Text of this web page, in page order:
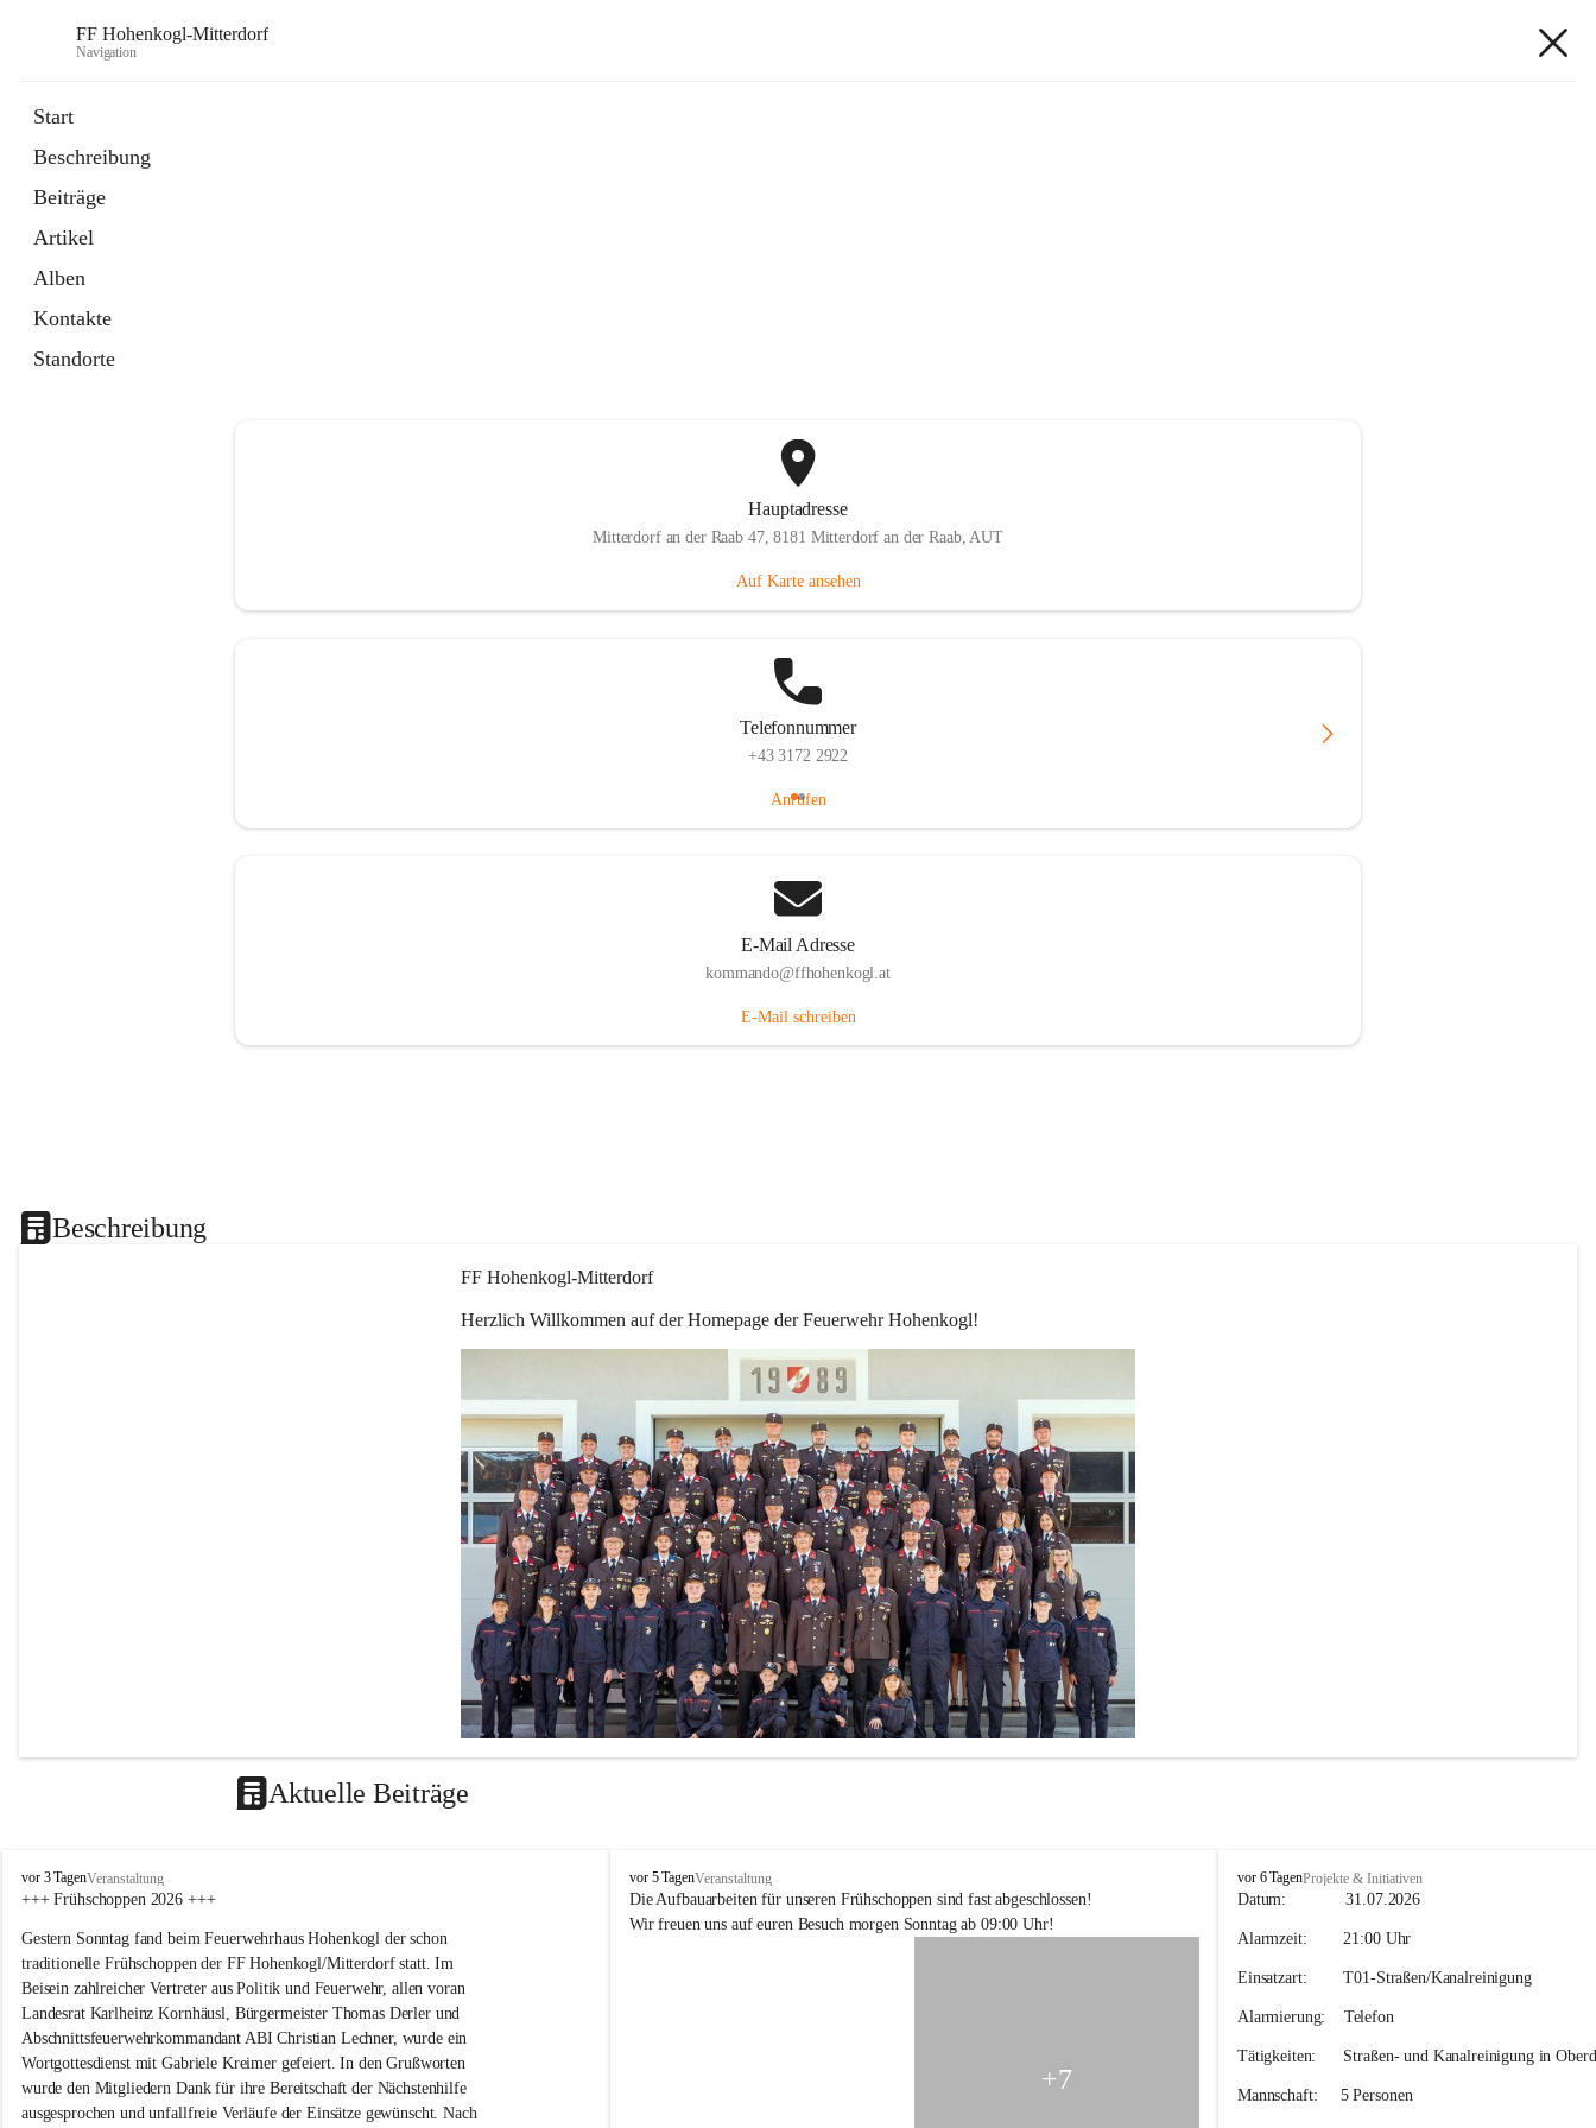
FF Hohenkogl-Mitterdorf
Navigation
Start
Beschreibung
Beiträge
Artikel
Alben
Kontakte
Standorte
Hauptadresse
Mitterdorf an der Raab 47, 8181 Mitterdorf an der Raab, AUT
Auf Karte ansehen
Telefonnummer
+43 3172 2922
Anrufen
E-Mail Adresse
kommando@ffhohenkogl.at
E-Mail schreiben
Beschreibung
FF Hohenkogl-Mitterdorf
Herzlich Willkommen auf der Homepage der Feuerwehr Hohenkogl!
Aktuelle Beiträge
F
F
o
h
e
n
k
o
g
l
-
vor 3 TagenVeranstaltung
+++ Frühschoppen 2026 +++
Gestern Sonntag fand beim Feuerwehrhaus Hohenkogl der schon
traditionelle Frühschoppen der FF Hohenkogl/Mitterdorf statt. Im
Beisein zahlreicher Vertreter aus Politik und Feuerwehr, allen voran
Landesrat Karlheinz Kornhäusl, Bürgermeister Thomas Derler und
Abschnittsfeuerwehrkommandant ABI Christian Lechner, wurde ein
Wortgottesdienst mit Gabriele Kreimer gefeiert. In den Grußworten
wurde den Mitgliedern Dank für ihre Bereitschaft der Nächstenhilfe
ausgesprochen und unfallfreie Verläufe der Einsätze gewünscht. Nach
F
F
H
vor 5 TagenVeranstaltung
Die Aufbauarbeiten für unseren Frühschoppen sind fast abgeschlossen!
Wir freuen uns auf euren Besuch morgen Sonntag ab 09:00 Uhr!
+7
F
F
o
e
n
k
o
l
vor 6 TagenProjekte & Initiativen
Datum: 31.07.2026
Alarmzeit:
        21:00 Uhr
Einsatzart: T01-Straßen/Kanalreinigung
Alarmierung: Telefon
Tätigkeiten:
Straßen- und Kanalreinigung in
Mannschaft:
     5 Personen